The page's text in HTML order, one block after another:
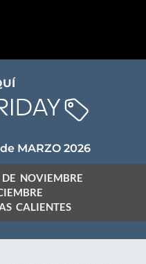
MARZO 2026
NOVIEMBRE
CALIENTES